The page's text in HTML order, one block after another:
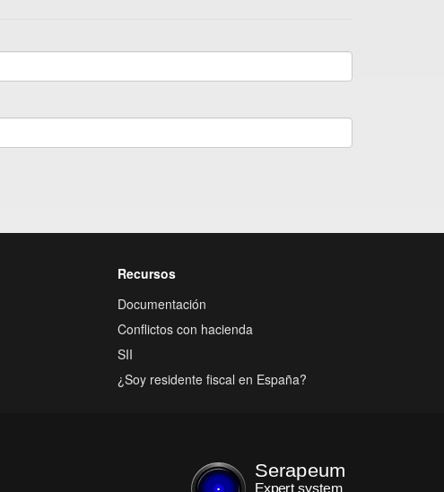
Recursos
Documentación
Conflictos con hacienda
SII
¿Soy residente fiscal en España?